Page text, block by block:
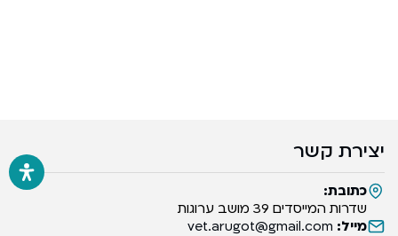
יצירת קשר
כתובת:
שדרות המייסדים 39 מושב ערוגות
מייל: vet.arugot@gmail.com